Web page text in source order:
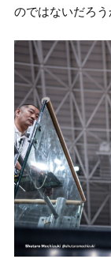
のではないだろう